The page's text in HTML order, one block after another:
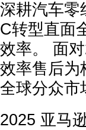
深耕汽车零
C转型直面
效率。 面
效率售后为
全球分众市
2025 亚马